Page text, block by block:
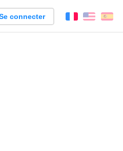
connecter FrançaisEnglish